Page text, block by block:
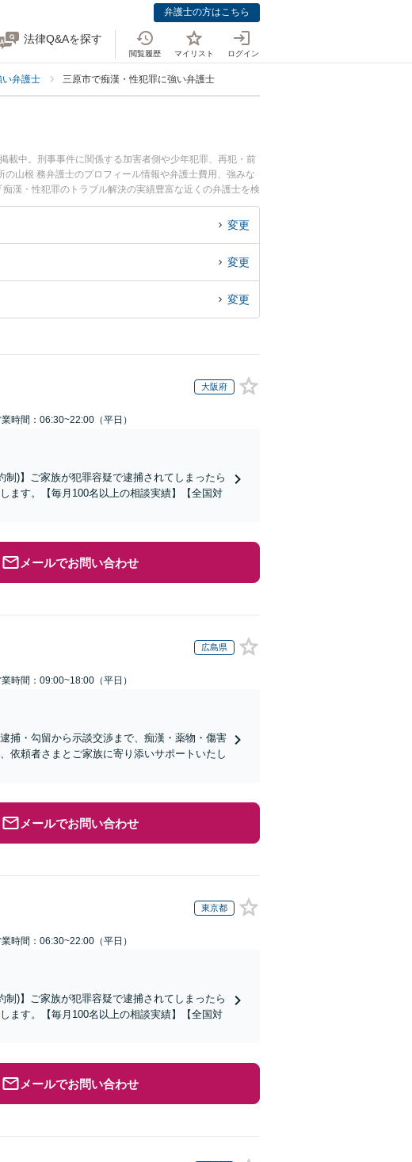
弁護士の方はこちら
法律Q&Aを探す
閲覧履歴 マイリスト ログイン
い弁護士 三原市で痴漢・性犯罪に強い弁護士
載中。刑事事件に関係する加害者側や少年犯罪、再犯・前
山根 務弁護士のプロフィール情報や弁護士費用、強みな
漢・性犯罪のトラブル解決の実績豊富な近くの弁護士を検
さんにおすすめです。
変更
変更
変更
大阪府
時間：06:30~22:00（平日）
制)】ご家族が犯罪容疑で逮捕されてしまったら
ます。【毎月100名以上の相談実績】【全国対
メールでお問い合わせ
広島県
時間：09:00~18:00（平日）
捕・勾留から示談交渉まで、痴漢・薬物・傷害
依頼者さまとご家族に寄り添いサポートいたし
メールでお問い合わせ
東京都
時間：06:30~22:00（平日）
制)】ご家族が犯罪容疑で逮捕されてしまったら
ます。【毎月100名以上の相談実績】【全国対
メールでお問い合わせ